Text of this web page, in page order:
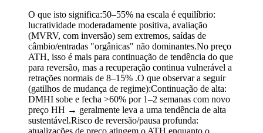
O que isto significa:50–55% na escala é equilíbrio:
lucratividade moderadamente positiva, avaliação
(MVRV, com inversão) sem extremos, saídas de
câmbio/entradas "orgânicas" não dominantes.No preço
ATH, isso é mais para continuação de tendência do que
para reversão, mas a recuperação continua vulnerável a
retrações normais de 8–15% .O que observar a seguir
(gatilhos de mudança de regime):Continuação de alta:
DMHI sobe e fecha >60% por 1–2 semanas com novo
preço HH → geralmente leva a uma tendência de alta
sustentável.Risco de reversão/pausa profunda:
atualizações de preço atingem o ATH enquanto o